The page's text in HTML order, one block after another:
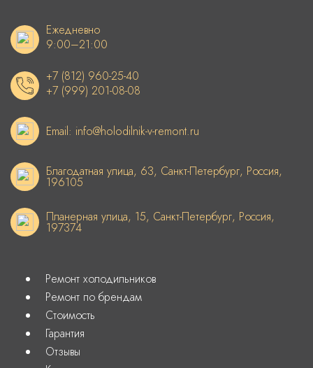
Ежедневно
9:00–21:00
+7 (812) 960-25-40
+7 (999) 201-08-08
Email: info@holodilnik-v-remont.ru
Благодатная улица, 63, Санкт-Петербург, Россия,
196105
Планерная улица, 15, Санкт-Петербург, Россия,
197374
Ремонт холодильников
Ремонт по брендам
Стоимость
Гарантия
Отзывы